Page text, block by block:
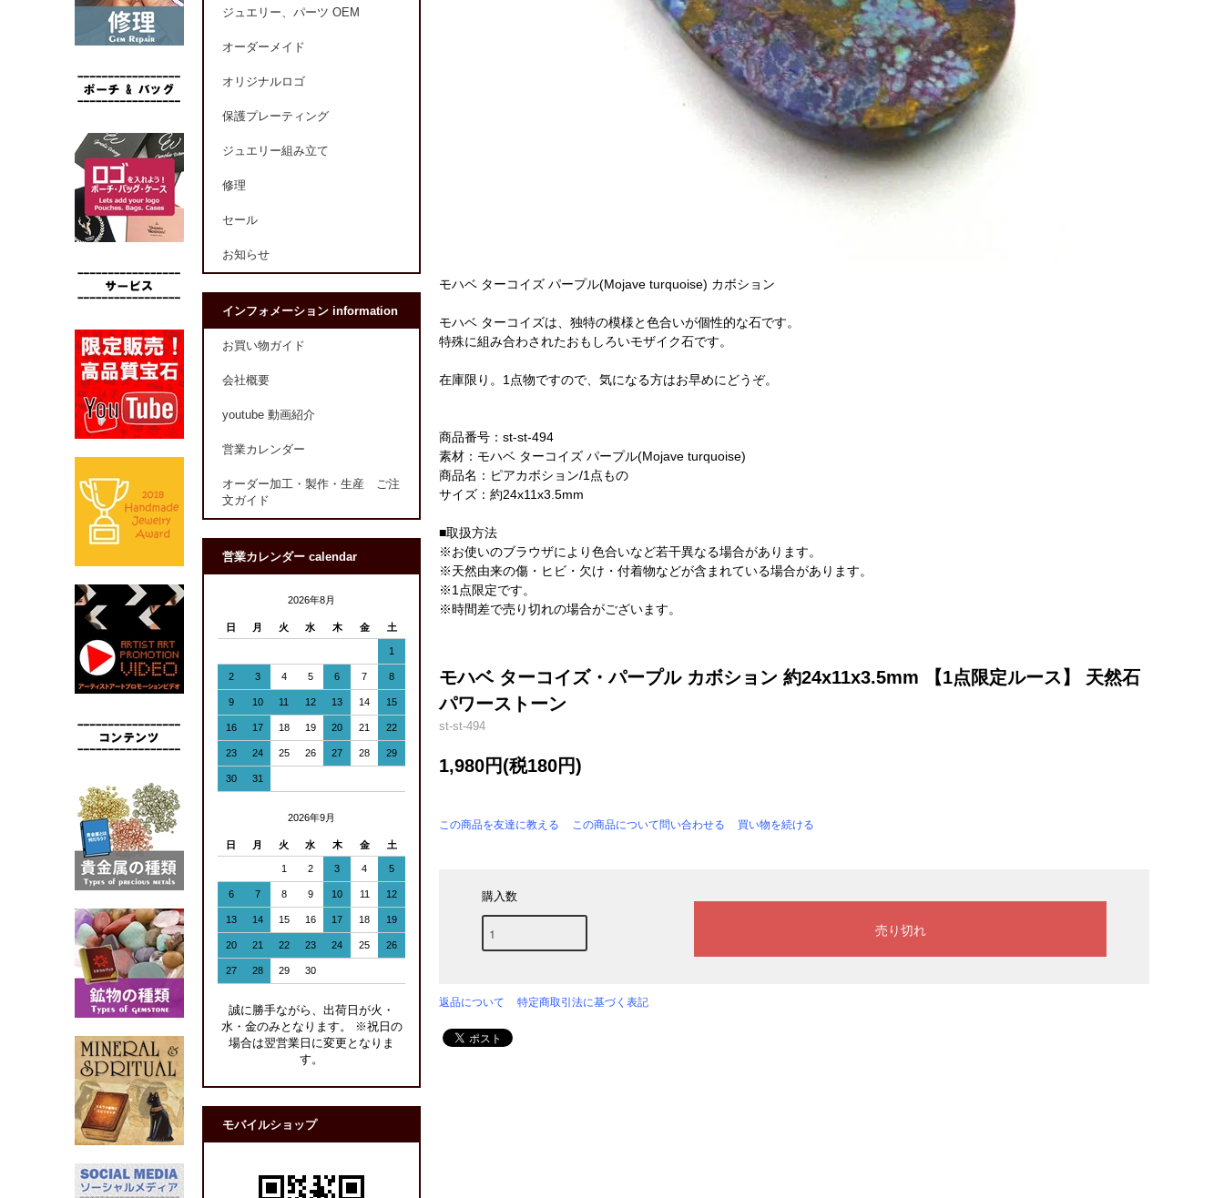
モハベ ターコイズ パープル(Mojave turquoise) カボション
モハベ ターコイズは、独特の模様と色合いが個性的な石です。
特殊に組み合わされたおもしろいモザイク石です。
在庫限り。1点物ですので、気になる方はお早めにどうぞ。
商品番号：st-st-494
素材：モハベ ターコイズ パープル(Mojave turquoise)
商品名：ピアカボション/1点もの
サイズ：約24x11x3.5mm
■取扱方法
※お使いのブラウザにより色合いなど若干異なる場合があります。
※天然由来の傷・ヒビ・欠け・付着物などが含まれている場合があります。
※1点限定です。
※時間差で売り切れの場合がございます。
モハベ ターコイズ・パープル カボション 約24x11x3.5mm 【1点限定ルース】 天然石
パワーストーン
st-st-494
1,980円(税180円)
この商品を友達に教える この商品について問い合わせる 買い物を続ける
購入数
返品について 特定商取引法に基づく表記
ジュエリー、パーツ OEM
オーダーメイド
オリジナルロゴ
保護プレーティング
ジュエリー組み立て
修理
セール
お知らせ
インフォメーション information
お買い物ガイド
会社概要
youtube 動画紹介
営業カレンダー
オーダー加工・製作・生産 ご注
文ガイド
営業カレンダー calendar
2026年8月
日 月 火 水 木 金 土
1
2 3 4 5 6 7 8
9 10 11 12 13 14 15
16 17 18 19 20 21 22
23 24 25 26 27 28 29
30 31
2026年9月
日 月 火 水 木 金 土
1 2 3 4 5
6 7 8 9 10 11 12
13 14 15 16 17 18 19
20 21 22 23 24 25 26
27 28 29 30
誠に勝手ながら、出荷日が火・
水・金のみとなります。 ※祝日の
場合は翌営業日に変更となりま
す。
モバイルショップ